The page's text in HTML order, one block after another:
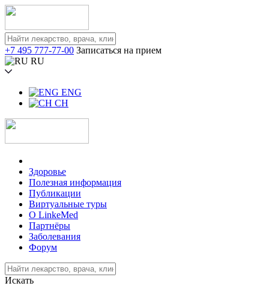
+7 495 777-77-00 Записаться на прием
RU
ENG
CH
Здоровье
Полезная информация
Публикации
Виртуальные туры
О LinkeMed
Партнёры
Заболевания
Форум
Искать